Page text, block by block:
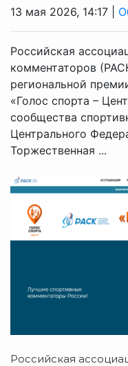
13 мая 2026, 14:17 |
Российская
комментаторов
региональной
«Голос спорта –
сообщества
Центрального
Торжественная ...
Российская